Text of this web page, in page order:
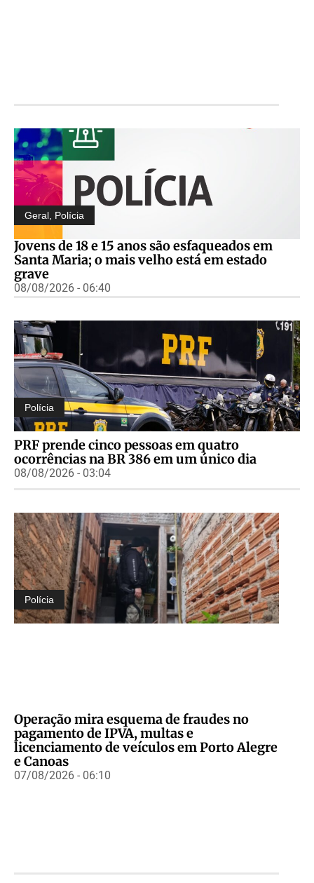
Geral Polícia
Jovens de 18 e 15 anos são esfaqueados em
Santa Maria; o mais velho está em estado
grave
08/08/2026 - 06:40
Polícia
PRF prende cinco pessoas em quatro
ocorrências na BR 386 em um único dia
08/08/2026 - 03:04
Polícia
Operação mira esquema de fraudes no
pagamento de IPVA, multas e
licenciamento de veículos em Porto Alegre
e Canoas
07/08/2026 - 06:10